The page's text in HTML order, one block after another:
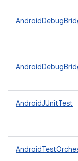
AndroidJUnitTest